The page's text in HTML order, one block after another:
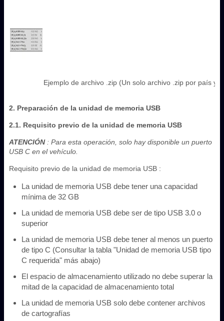
Ejemplo de archivo .zip (Un solo archivo .zip por país y
2. Preparación de la unidad de memoria USB
2.1. Requisito previo de la unidad de memoria USB
ATENCIÓN: Para esta operación, solo hay disponible un puerto
USB C en el vehículo.
Requisito previo de la unidad de memoria USB :
La unidad de memoria USB debe tener una capacidad
mínima de 32 GB
La unidad de memoria USB debe ser de tipo USB 3.0 o
superior
La unidad de memoria USB debe tener al menos un puerto
de tipo C (Consultar la tabla "Unidad de memoria USB tipo
C requerida" más abajo)
El espacio de almacenamiento utilizado no debe superar la
mitad de la capacidad de almacenamiento total
La unidad de memoria USB solo debe contener archivos
de cartografías